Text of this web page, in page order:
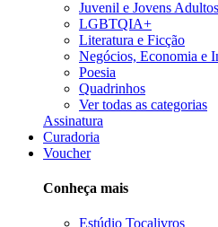
Juvenil e Jovens Adultos
LGBTQIA+
Literatura e Ficção
Negócios, Economia e
Poesia
Quadrinhos
Ver todas as categorias
Assinatura
Curadoria
Voucher
Conheça mais
Estúdio Tocalivros